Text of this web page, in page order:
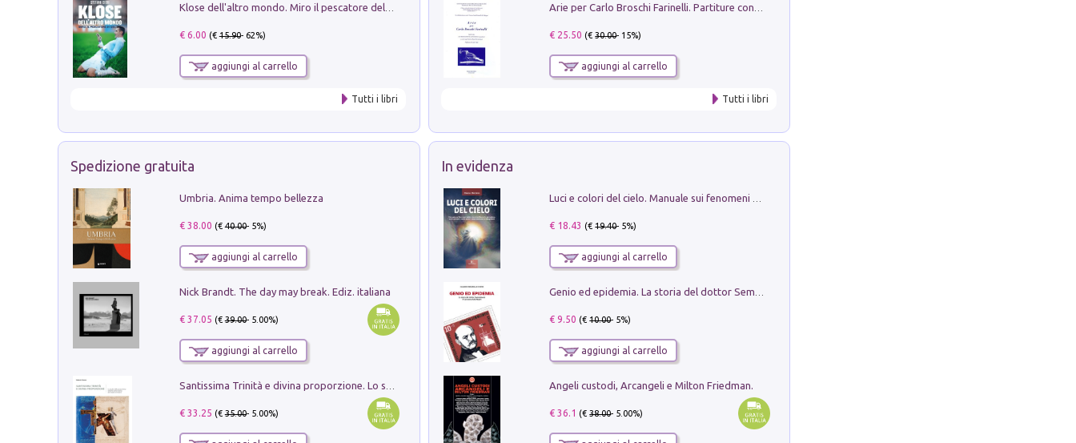
Klose dell'altro mondo. Miro il pescatore del goal
€ 6.00 (€15.90- 62%)
aggiungi al carrello
Tutti i libri
€ 25.50 (€30.00- 15%)
aggiungi al carrello
Tutti i libri
Spedizione gratuita
Umbria. Anima tempo bellezza
€ 38.00 (€40.00- 5%)
aggiungi al carrello
Nick Brandt. The day may break. Ediz. italiana
€ 37.05 (€39.00- 5.00%)
aggiungi al carrello
€ 33.25 (€35.00- 5.00%)
In evidenza
€ 18.43 (€19.40- 5%)
aggiungi al carrello
€ 9.50 (€10.00- 5%)
aggiungi al carrello
Angeli custodi, Arcangeli e Milton Friedman.
€ 36.1 (€38.00- 5.00%)